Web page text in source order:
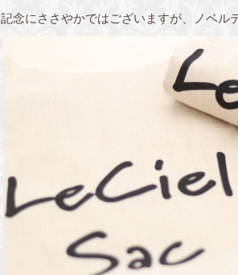
記念にささやかではございますが、ノベル